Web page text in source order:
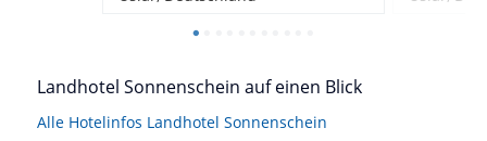
Landhotel Sonnenschein auf einen Blick
Alle Hotelinfos Landhotel Sonnenschein